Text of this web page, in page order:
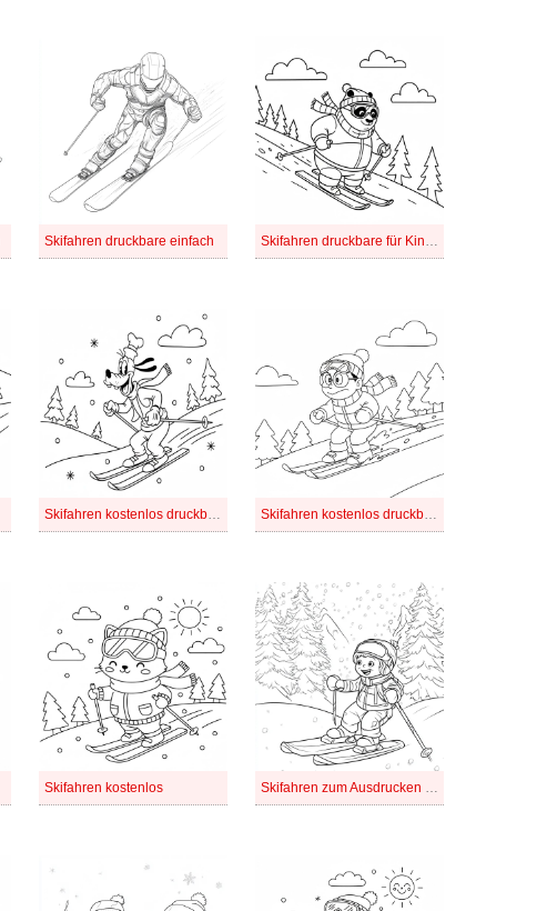
Skifahren druckbare einfach Skifahren druckbare für Kinder
Skifahren kostenlos druckbare für Kinder Skifahren kostenlos druckbare schlicht
Skifahren kostenlos Skifahren zum Ausdrucken für Kinder